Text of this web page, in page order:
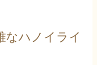
なハノイライ